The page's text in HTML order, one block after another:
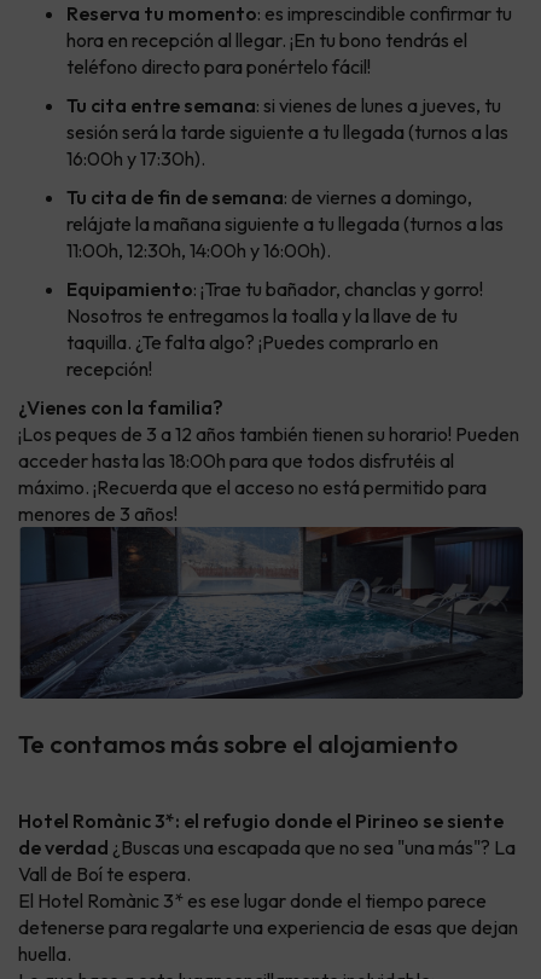
Reserva tu momento: es imprescindible confirmar tu
hora en recepción al llegar. ¡En tu bono tendrás el
teléfono directo para ponértelo fácil!
Tu cita entre semana: si vienes de lunes a jueves, tu
sesión será la tarde siguiente a tu llegada (turnos a las
16:00h y 17:30h).
Tu cita de fin de semana: de viernes a domingo,
relájate la mañana siguiente a tu llegada (turnos a las
11:00h, 12:30h, 14:00h y 16:00h).
Equipamiento: ¡Trae tu bañador, chanclas y gorro!
Nosotros te entregamos la toalla y la llave de tu
taquilla. ¿Te falta algo? ¡Puedes comprarlo en
recepción!
¿Vienes con la familia?
¡Los peques de 3 a 12 años también tienen su horario! Pueden
acceder hasta las 18:00h para que todos disfrutéis al
máximo. ¡Recuerda que el acceso no está permitido para
menores de 3 años!
Te contamos más sobre el alojamiento
Hotel Romànic 3*: el refugio donde el Pirineo se siente
de verdad ¿Buscas una escapada que no sea "una más"? La
Vall de Boí te espera.
El Hotel Romànic 3* es ese lugar donde el tiempo parece
detenerse para regalarte una experiencia de esas que dejan
huella.